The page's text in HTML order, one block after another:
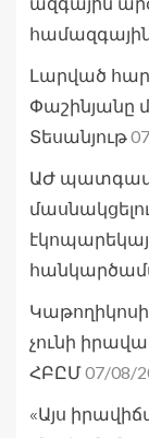
Լարված
Փաշինյանը
Տեսանյութ
ԱԺ
չունի
ՀԲԸՄ07/08/
«Այս